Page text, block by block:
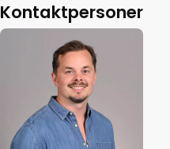
Kontaktpersoner